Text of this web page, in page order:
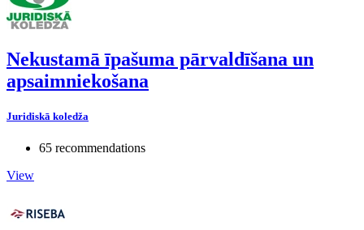
Nekustamā īpašuma pārvaldīšana un
apsaimniekošana
Juridiskā koledža
65 recommendations
View